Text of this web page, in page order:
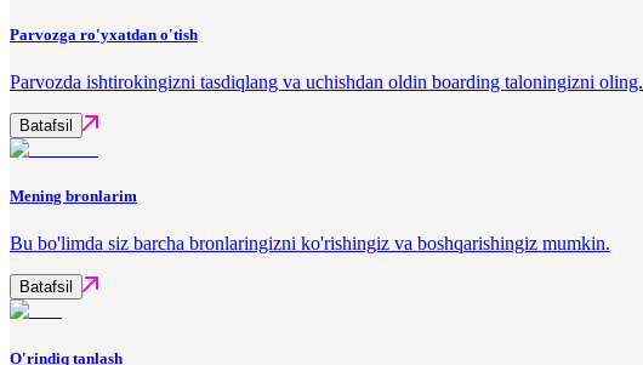
Parvozga ro'yxatdan o'tish
Parvozda ishtirokingizni tasdiqlang va uchishdan oldin boarding taloningizni oling.
Batafsil
Mening bronlarim
Bu bo'limda siz barcha bronlaringizni ko'rishingiz va boshqarishingiz mumkin.
Batafsil
O'rindiq tanlash